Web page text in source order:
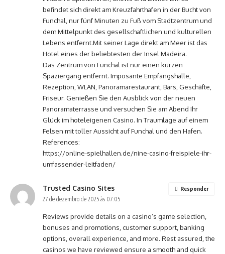
befindet sich direkt am Kreuzfahrthafen in der Bucht von
Funchal, nur fünf Minuten zu Fuß vom Stadtzentrum und
dem Mittelpunkt des gesellschaftlichen und kulturellen
Lebens entfernt.Mit seiner Lage direkt am Meer ist das
Hotel eines der beliebtesten der Insel Madeira.
Das Zentrum von Funchal ist nur einen kurzen
Spaziergang entfernt. Imposante Empfangshalle,
Rezeption, WLAN, Panoramarestaurant, Bars, Geschäfte,
Friseur. Genießen Sie den Ausblick von der neuen
Panoramaterrasse und versuchen Sie am Abend Ihr
Glück im hoteleigenen Casino. In Traumlage auf einem
Felsen mit toller Aussicht auf Funchal und den Hafen.
References:
https://online-spielhallen.de/nine-casino-freispiele-ihr-
umfassender-leitfaden/
Trusted Casino Sites
27 de dezembro de 2025 às 07:05
Reviews provide details on a casino’s game selection,
bonuses and promotions, customer support, banking
options, overall experience, and more. Rest assured, the
casinos we have reviewed ensure a smooth and quick
Responder